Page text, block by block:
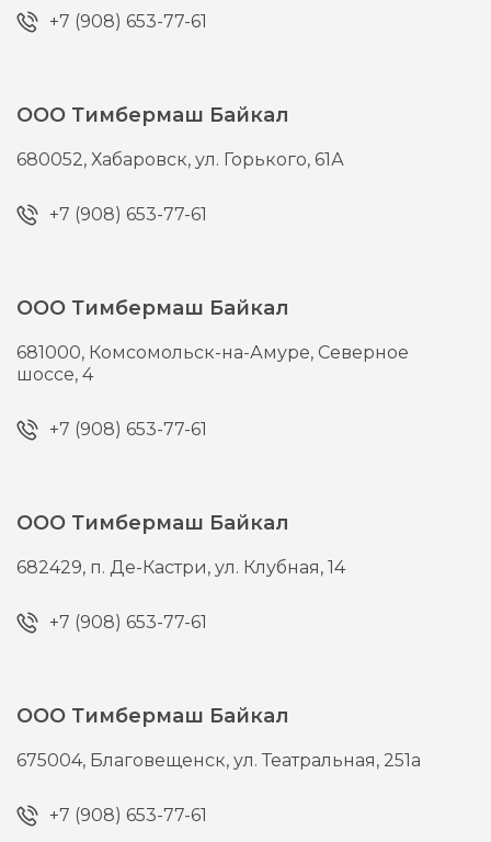
+7 (908) 653-77-61
ООО Тимбермаш Байкал
680052,Хабаровск,ул. Горького, 61А
+7 (908) 653-77-61
ООО Тимбермаш Байкал
681000, Комсомольск-на-Амуре, Северное
шоссе, 4
+7 (908) 653-77-61
ООО Тимбермаш Байкал
682429, п. Де-Кастри,ул. Клубная, 14
+7 (908) 653-77-61
ООО Тимбермаш Байкал
675004, Благовещенск,ул. Театральная, 251а
+7 (908) 653-77-61